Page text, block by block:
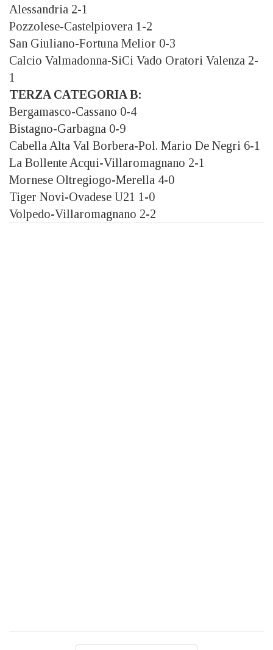
Alessandria 2-1
Pozzolese-Castelpiovera 1-2
San Giuliano-Fortuna Melior 0-3
Calcio Valmadonna-SiCi Vado Oratori Valenza 2-
1
TERZA CATEGORIA B:
Bergamasco-Cassano 0-4
Bistagno-Garbagna 0-9
Cabella Alta Val Borbera-Pol. Mario De Negri 6-1
La Bollente Acqui-Villaromagnano 2-1
Mornese Oltregiogo-Merella 4-0
Tiger Novi-Ovadese U21 1-0
Volpedo-Villaromagnano 2-2